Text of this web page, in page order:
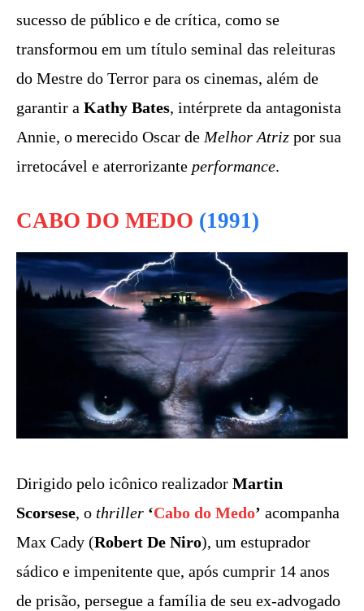
sucesso de público e de crítica, como se
transformou em um título seminal das releituras
do Mestre do Terror para os cinemas, além de
garantir a Kathy Bates, intérprete da antagonista
Annie, o merecido Oscar de Melhor Atriz por sua
irretocável e aterrorizante performance.
CABO DO MEDO (1991)
Dirigido pelo icônico realizador Martin
Scorsese, o thriller ‘Cabo do Medo’ acompanha
Max Cady (Robert De Niro), um estuprador
sádico e impenitente que, após cumprir 14 anos
de prisão, persegue a família de seu ex-advogado